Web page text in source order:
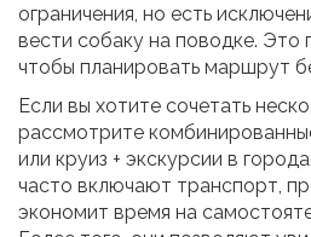
ограничения, но есть
вести собаку на поводке. Это
чтобы планировать маршрут
Если вы хотите сочетать
рассмотрите
или круиз + экскурсии в
часто включают транспорт,
экономит время на